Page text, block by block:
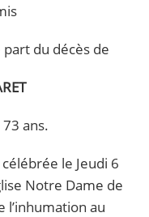
du décès de
73 ans.
le Jeudi 6
Notre Dame de
l’inhumation au